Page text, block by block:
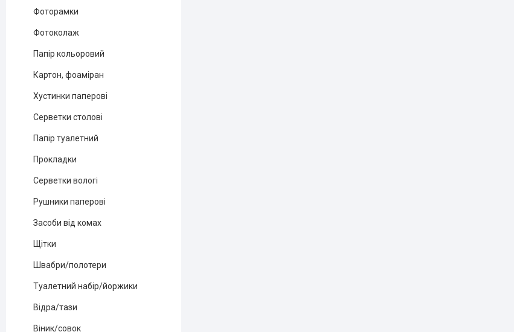
Фоторамки
Фотоколаж
Папір кольоровий
Картон, фоаміран
Хустинки паперові
Серветки столові
Папір туалетний
Прокладки
Серветки вологі
Рушники паперові
Засоби від комах
Щітки
Швабри/полотери
Туалетний набір/йоржики
Відра/тази
Віник/совок